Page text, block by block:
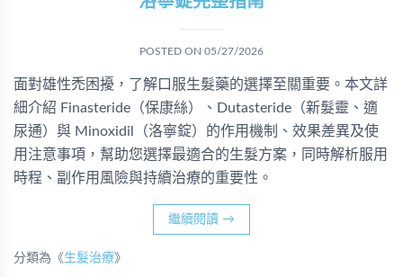
POSTED ON 05/27/2026
面對雄性禿困擾，了解口服生髮藥的選擇至關重要。本文詳
細介紹 Finasteride（保康絲）、Dutasteride（新髮靈、適
尿通）與 Minoxidil（洛寧錠）的作用機制、效果差異及使
用注意事項，幫助您選擇最適合的生髮方案，同時解析服用
時程、副作用風險與持續治療的重要性。
繼續閱讀 →
分類為《生髮治療》